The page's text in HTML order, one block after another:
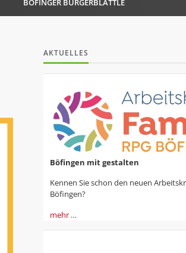
BÖFINGER BÜRGERBLÄTTLE
AKTUELLES
Böfingen mit gestalten
Kennen Sie schon den neuen
Böfingen?
mehr …